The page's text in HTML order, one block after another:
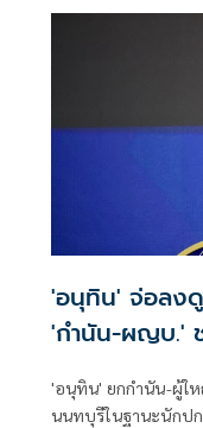
แข็งแรง
'อนุทิน' จ่อลง
'กำนัน-ผญบ.'
'อนุทิน' ยกกำนัน-ผู้ใ
นนทบุรีในฐานะนักป